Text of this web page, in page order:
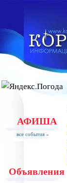
АФИША
все события »
Объявления